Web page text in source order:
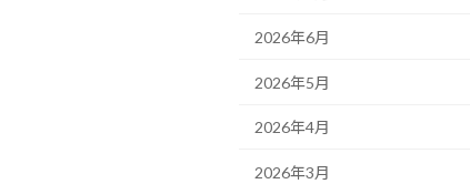
2026年6月
2026年5月
2026年4月
2026年3月